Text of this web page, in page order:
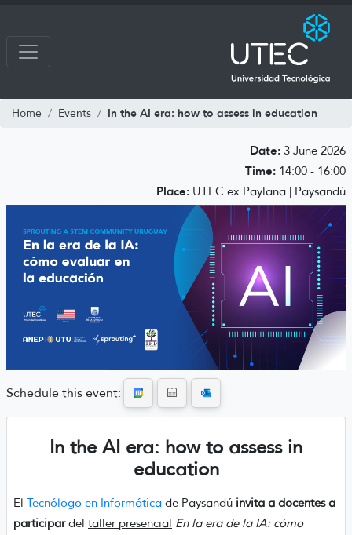
Home Events In the AI era: how to assess in education
Date: 3 June 2026
Time: 14:00 - 16:00
Place: UTEC ex Paylana | Paysandú
Schedule this event:
In the AI era: how to assess in
education
El Tecnólogo en Informática de Paysandú invita a docentes a
participardel taller presencial En la era de la IA: cómo